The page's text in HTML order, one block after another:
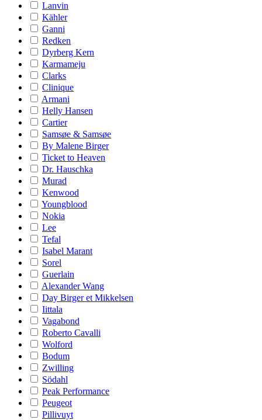
Lanvin
Kähler
Ganni
Redken
Dyrberg Kern
Karmameju
Clarks
Clinique
Armani
Helly Hansen
Cartier
Samsøe & Samsøe
By Malene Birger
Ticket to Heaven
Dr. Hauschka
Murad
Kenwood
Youngblood
Nokia
Lee
Tefal
Isabel Marant
Sorel
Guerlain
Alexander Wang
Day Birger et Mikkelsen
Iittala
Vagabond
Roberto Cavalli
Wolford
Bodum
Zwilling
Södahl
Peak Performance
Peugeot
Pillivuyt